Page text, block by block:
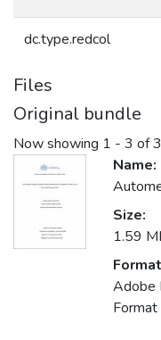
dc.type.redcol
Files
Original bundle
Now showing 1 - 3 of 3
Name:
Size:
1.59
Adobe
Format